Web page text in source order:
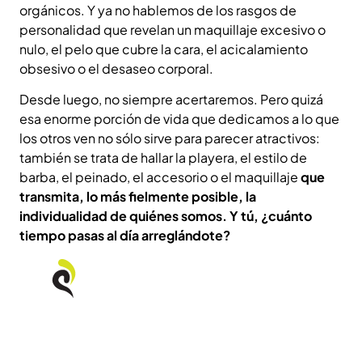
orgánicos. Y ya no hablemos de los rasgos de
personalidad que revelan un maquillaje excesivo o
nulo, el pelo que cubre la cara, el acicalamiento
obsesivo o el desaseo corporal.
Desde luego, no siempre acertaremos. Pero quizá
esa enorme porción de vida que dedicamos a lo que
los otros ven no sólo sirve para parecer atractivos:
también se trata de hallar la playera, el estilo de
barba, el peinado, el accesorio o el maquillajeque
transmita, lo más fielmente posible, la
individualidad de quiénes somos. Y tú, ¿cuánto
tiempo pasas al día arreglándote?